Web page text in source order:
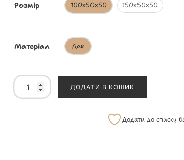
Розмір 100х50х50 150х50х50
Матеріал Дак
ДОДАТИ В КОШИК
Додати до списку